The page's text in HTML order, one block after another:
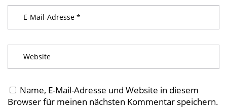
Name, E-Mail-Adresse und Website in diesem
Browser für meinen nächsten Kommentar speichern.